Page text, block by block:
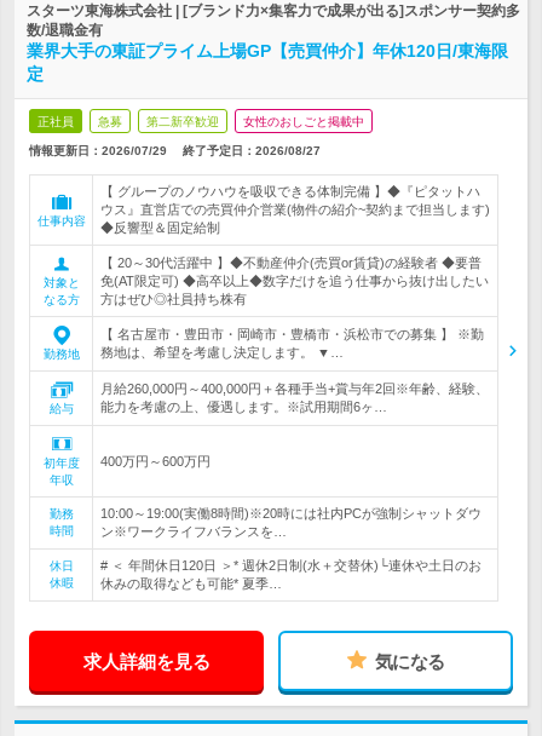
スターツ東海株式会社 | [ブランド力×集客力で成果が出る]スポンサー契約多
数/退職金有
業界大手の東証プライム上場GP【売買仲介】年休120日/東海限
定
正社員 急募 第二新卒歓迎 女性のおしごと掲載中
情報更新日：2026/07/29 終了予定日： 2026/08/27
仕事内容
【 グループのノウハウを吸収できる体制完備 】◆『ピタットハ
ウス』直営店での売買仲介営業(物件の紹介~契約まで担当します)
◆反響型＆固定給制
対象と
なる方
【 20～30代活躍中 】◆不動産仲介(売買or賃貸)の経験者 ◆要普
免(AT限定可) ◆高卒以上◆数字だけを追う仕事から抜け出したい
方はぜひ◎社員持ち株有
勤務地
【 名古屋市・豊田市・岡崎市・豊橋市・浜松市での募集 】 ※勤
務地は、希望を考慮し決定します。 ▼…
給与
月給260,000円～400,000円＋各種手当+賞与年2回※年齢、経験、
能力を考慮の上、優遇します。※試用期間6ヶ…
初年度
年収
400万円～600万円
勤務
時間
10:00～19:00(実働8時間)※20時には社内PCが強制シャットダウ
ン※ワークライフバランスを…
休日
休暇
# ＜ 年間休日120日 ＞* 週休2日制(水＋交替休)└連休や土日のお
休みの取得なども可能* 夏季…
求人詳細を見る 気になる